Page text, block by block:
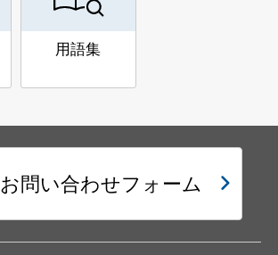
用語集
お問い合わせフォーム